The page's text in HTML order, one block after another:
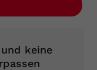
keine